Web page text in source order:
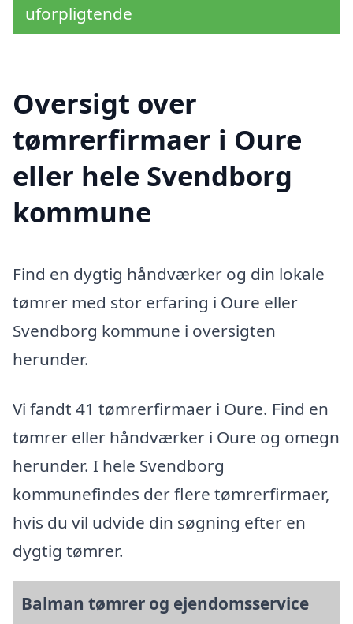
uforpligtende
Oversigt over
tømrerfirmaer i Oure
eller hele Svendborg
kommune
Find en dygtig håndværker og din lokale
tømrer med stor erfaring i Oure eller
Svendborg kommune i oversigten
herunder.
Vi fandt 41 tømrerfirmaer i Oure. Find en
tømrer eller håndværker i Oure og omegn
herunder. I hele Svendborg
kommunefindes der flere tømrerfirmaer,
hvis du vil udvide din søgning efter en
dygtig tømrer.
Balman tømrer og ejendomsservice